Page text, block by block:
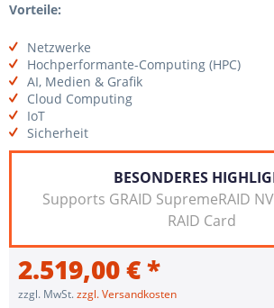
Vorteile:
Netzwerke
Hochperformante-Computing (HPC)
AI, Medien & Grafik
Cloud Computing
IoT
Sicherheit
BESONDERES
Supports GRAID SupremeRAID
RAID Card
2.519,00 € *
zzgl. MwSt.zzgl. Versandkosten